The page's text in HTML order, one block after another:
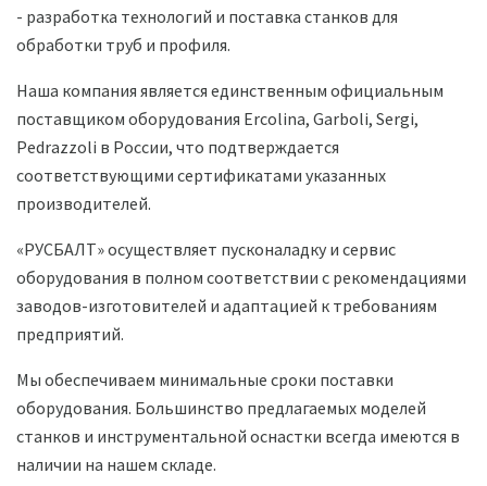
- разработка технологий и поставка станков для
обработки труб и профиля.
Наша компания является единственным официальным
поставщиком оборудования Ercolina, Garboli, Sergi,
Pedrazzoli в России, что подтверждается
соответствующими сертификатами указанных
производителей.
«РУСБАЛТ» осуществляет пусконаладку и сервис
оборудования в полном соответствии с рекомендациями
заводов-изготовителей и адаптацией к требованиям
предприятий.
Мы обеспечиваем минимальные сроки поставки
оборудования. Большинство предлагаемых моделей
станков и инструментальной оснастки всегда имеются в
наличии на нашем складе.